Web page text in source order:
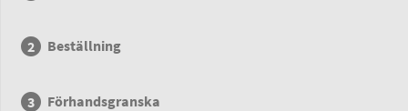
Beställning
Förhandsgranska